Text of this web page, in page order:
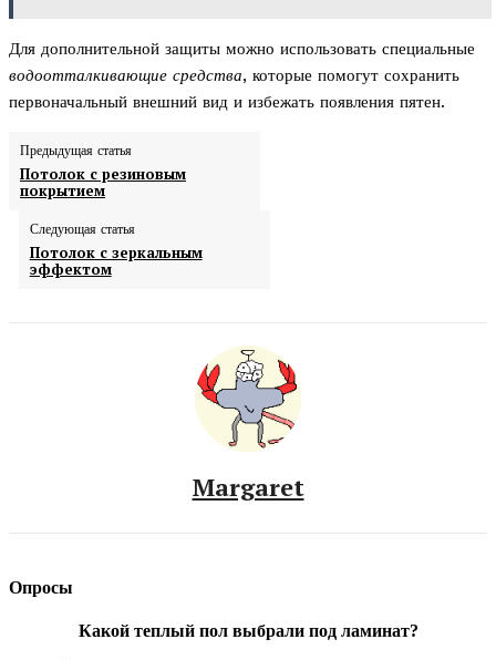
Для дополнительной защиты можно использовать специальные
водоотталкивающие средства, которые помогут сохранить
первоначальный внешний вид и избежать появления пятен.
Предыдущая статья
Потолок с резиновым
покрытием
Следующая статья
Потолок с зеркальным
эффектом
Margaret
Опросы
Какой теплый пол выбрали под ламинат?